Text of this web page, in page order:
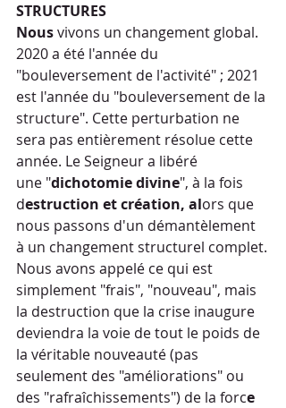
STRUCTURES
Nous vivons un changement global.
2020 a été l'année du
"bouleversement de l'activité" ; 2021
est l'année du "bouleversement de la
structure". Cette perturbation ne
sera pas entièrement résolue cette
année. Le Seigneur a libéré
une "dichotomie divine", à la fois
destruction et création, alors que
nous passons d'un démantèlement
à un changement structurel complet.
Nous avons appelé ce qui est
simplement "frais", "nouveau", mais
la destruction que la crise inaugure
deviendra la voie de tout le poids de
la véritable nouveauté (pas
seulement des "améliorations" ou
des "rafraîchissements") de la force